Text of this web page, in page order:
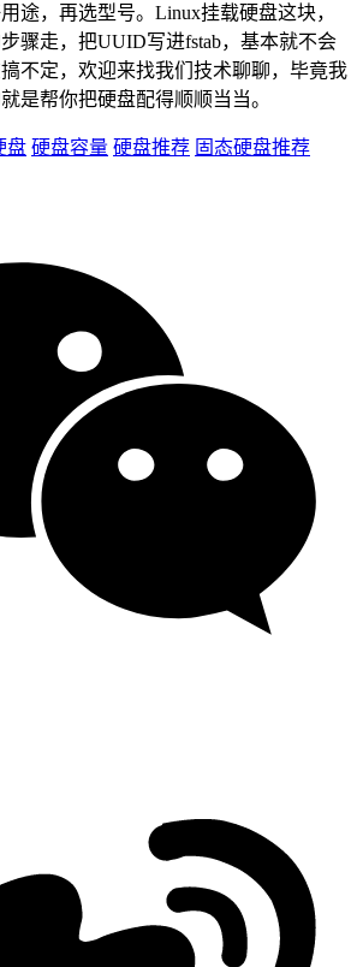
途，再选型号。Linux挂载硬盘这块，
骤走，把UUID写进fstab，基本就不会
不定，欢迎来找我们技术聊聊，毕竟我
是帮你把硬盘配得顺顺当当。
盘 硬盘容量 硬盘推荐 固态硬盘推荐